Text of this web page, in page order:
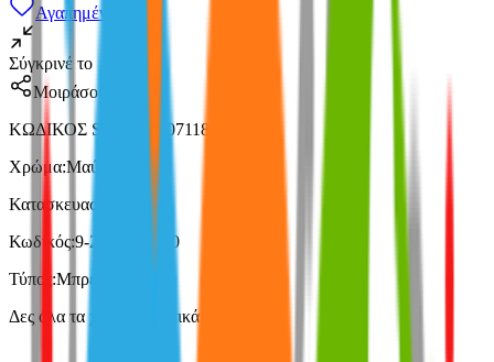
Αγαπημένα
Σύγκρινέ το
Μοιράσου το
ΚΩΔΙΚΟΣ SKU
SF-107118522
Χρώμα:Μαύρο
Κατασκευαστής
Polo
Κωδικός:9-27-004-2000
Τύπος:Μπρελόκ
Δες όλα τα χαρακτηριστικά